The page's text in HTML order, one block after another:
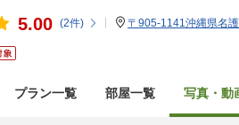
5.00 (2件) 〒905-1141沖縄県名
プラン一覧 部屋一覧 写真・動